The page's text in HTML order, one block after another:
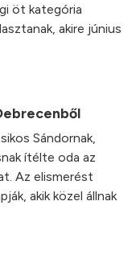
öt kategória
akire június
Sándornak,
ítélte oda az
Az elismerést
akik közel állnak